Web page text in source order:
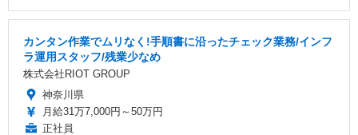
カンタン作業でムリなく!手順書に沿ったチェック業務/インフ
ラ運用スタッフ/残業少なめ
株式会社RIOT GROUP
神奈川県
月給31万7,000円～50万円
正社員